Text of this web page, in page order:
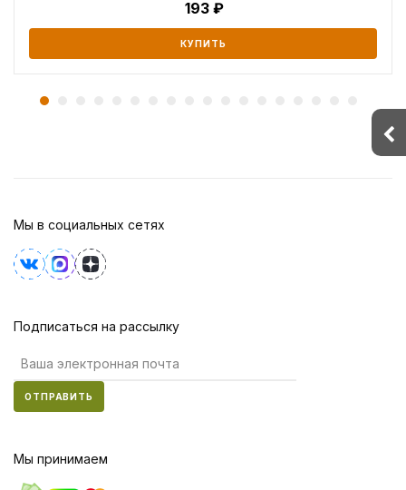
193
КУПИТЬ
Мы в социальных сетях
Подписаться на рассылку
ОТПРАВИТЬ
Мы принимаем